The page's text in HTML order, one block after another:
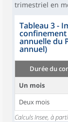
trimestriel en
Tableau 3 -
annuelle du
annuel)
Durée du
Un mois
Deux mois
Calculs Insee, à